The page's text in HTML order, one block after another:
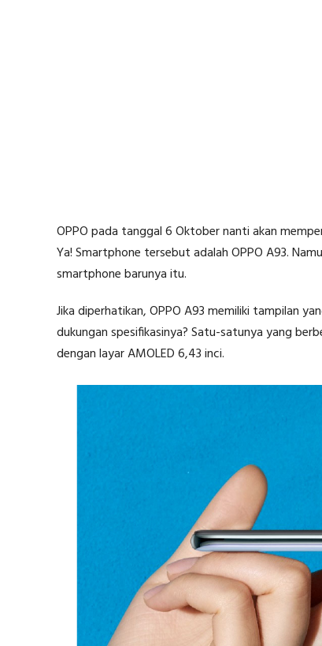
OPPO pada tanggal 6 Oktober nanti akan
Ya! Smartphone tersebut adalah OPPO A93.
smartphone barunya itu.
Jika diperhatikan, OPPO A93 memiliki tampilan
dukungan spesifikasinya? Satu-satunya yang
dengan layar AMOLED 6,43 inci.